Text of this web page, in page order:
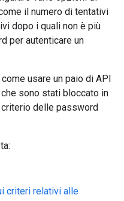
il numero di tentativi
dopo i quali non è più
per autenticare un
usare un paio di API
sono stati bloccato in
delle password
criteri relativi alle